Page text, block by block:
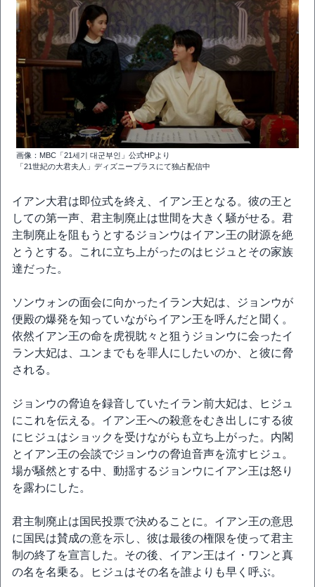
画像：MBC「21세기 대군부인」公式HPより
「21世紀の大君夫人」ディズニープラスにて独占配信中
イアン大君は即位式を終え、イアン王となる。彼の王と
しての第一声、君主制廃止は世間を大きく騒がせる。君
主制廃止を阻もうとするジョンウはイアン王の財源を絶
とうとする。これに立ち上がったのはヒジュとその家族
達だった。
ソンウォンの面会に向かったイラン大妃は、ジョンウが
便殿の爆発を知っていながらイアン王を呼んだと聞く。
依然イアン王の命を虎視眈々と狙うジョンウに会ったイ
ラン大妃は、ユンまでもを罪人にしたいのか、と彼に脅
される。
ジョンウの脅迫を録音していたイラン前大妃は、ヒジュ
にこれを伝える。イアン王への殺意をむき出しにする彼
にヒジュはショックを受けながらも立ち上がった。内閣
とイアン王の会談でジョンウの脅迫音声を流すヒジュ。
場が騒然とする中、動揺するジョンウにイアン王は怒り
を露わにした。
君主制廃止は国民投票で決めることに。イアン王の意思
に国民は賛成の意を示し、彼は最後の権限を使って君主
制の終了を宣言した。その後、イアン王はイ・ワンと真
の名を名乗る。ヒジュはその名を誰よりも早く呼ぶ。